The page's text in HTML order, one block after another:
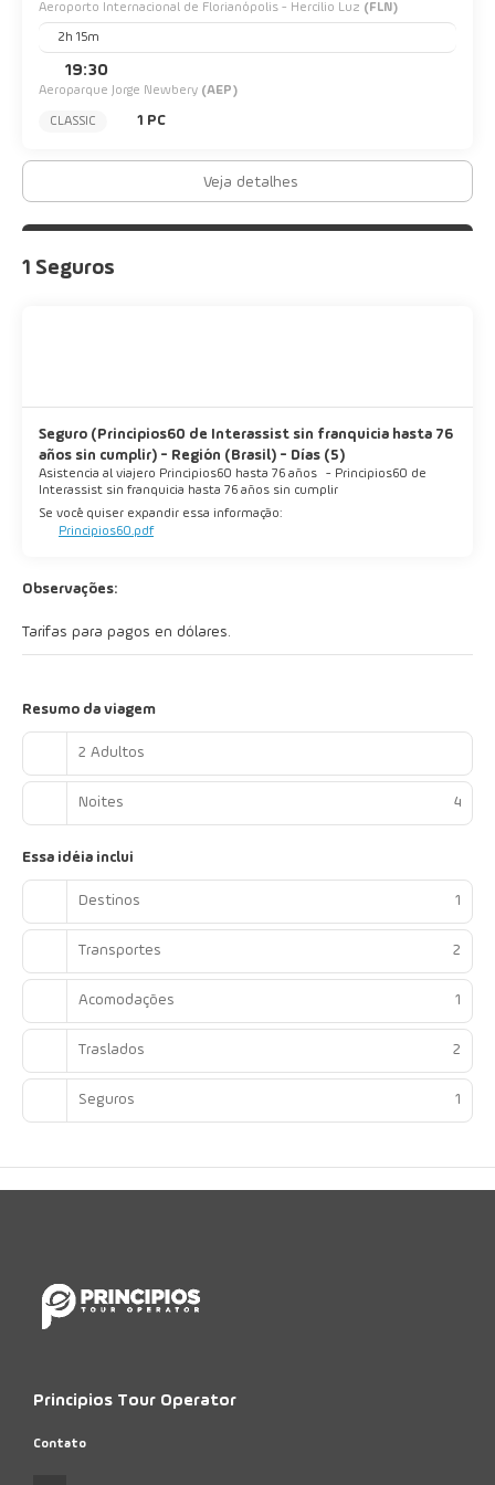
Aeroporto Internacional de Florianópolis - Hercílio Luz (FLN)
2h 15m
19:30
Aeroparque Jorge Newbery (AEP)
CLASSIC 1 PC
Veja detalhes
1 Seguros
Seguro (Principios60 de Interassist sin franquicia hasta 76
años sin cumplir) - Región (Brasil) - Días (5)
Asistencia al viajero Principios60 hasta 76 años - Principios60 de
Interassist sin franquicia hasta 76 años sin cumplir
Se você quiser expandir essa informação:
Principios60.pdf
Observações:
Tarifas para pagos en dólares.
Resumo da viagem
2 Adultos
Noites 4
Essa idéia inclui
Destinos 1
Transportes 2
Acomodações 1
Traslados 2
Seguros 1
Principios Tour Operator
Contato